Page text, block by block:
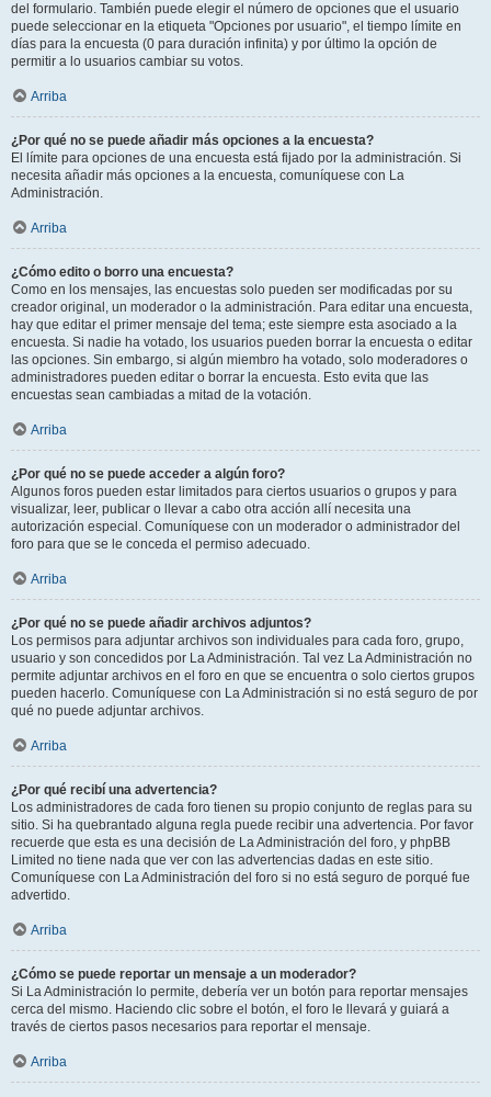
del formulario. También puede elegir el número de opciones que el usuario
puede seleccionar en la etiqueta "Opciones por usuario", el tiempo límite en
días para la encuesta (0 para duración infinita) y por último la opción de
permitir a lo usuarios cambiar su votos.
Arriba
¿Por qué no se puede añadir más opciones a la encuesta?
El límite para opciones de una encuesta está fijado por la administración. Si
necesita añadir más opciones a la encuesta, comuníquese con La
Administración.
Arriba
¿Cómo edito o borro una encuesta?
Como en los mensajes, las encuestas solo pueden ser modificadas por su
creador original, un moderador o la administración. Para editar una encuesta,
hay que editar el primer mensaje del tema; este siempre esta asociado a la
encuesta. Si nadie ha votado, los usuarios pueden borrar la encuesta o editar
las opciones. Sin embargo, si algún miembro ha votado, solo moderadores o
administradores pueden editar o borrar la encuesta. Esto evita que las
encuestas sean cambiadas a mitad de la votación.
Arriba
¿Por qué no se puede acceder a algún foro?
Algunos foros pueden estar limitados para ciertos usuarios o grupos y para
visualizar, leer, publicar o llevar a cabo otra acción allí necesita una
autorización especial. Comuníquese con un moderador o administrador del
foro para que se le conceda el permiso adecuado.
Arriba
¿Por qué no se puede añadir archivos adjuntos?
Los permisos para adjuntar archivos son individuales para cada foro, grupo,
usuario y son concedidos por La Administración. Tal vez La Administración no
permite adjuntar archivos en el foro en que se encuentra o solo ciertos grupos
pueden hacerlo. Comuníquese con La Administración si no está seguro de por
qué no puede adjuntar archivos.
Arriba
¿Por qué recibí una advertencia?
Los administradores de cada foro tienen su propio conjunto de reglas para su
sitio. Si ha quebrantado alguna regla puede recibir una advertencia. Por favor
recuerde que esta es una decisión de La Administración del foro, y phpBB
Limited no tiene nada que ver con las advertencias dadas en este sitio.
Comuníquese con La Administración del foro si no está seguro de porqué fue
advertido.
Arriba
¿Cómo se puede reportar un mensaje a un moderador?
Si La Administración lo permite, debería ver un botón para reportar mensajes
cerca del mismo. Haciendo clic sobre el botón, el foro le llevará y guiará a
través de ciertos pasos necesarios para reportar el mensaje.
Arriba